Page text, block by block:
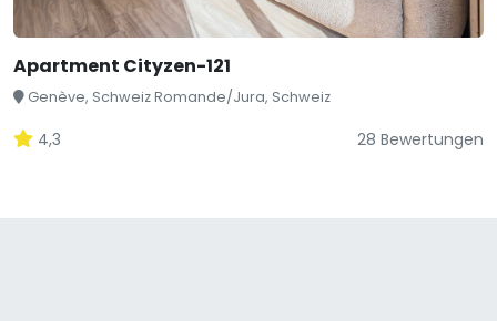
Apartment Cityzen-121
Genève, Schweiz Romande/Jura, Schweiz
4,3 28 Bewertungen